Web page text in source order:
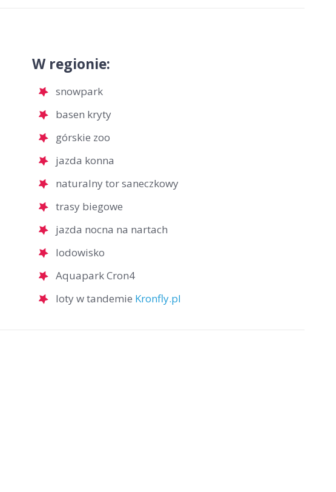
W regionie:
snowpark
basen kryty
górskie zoo
jazda konna
naturalny tor saneczkowy
trasy biegowe
jazda nocna na nartach
lodowisko
Aquapark Cron4
loty w tandemie Kronfly.pl